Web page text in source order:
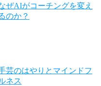
ぜAIがコーチングを変え
のか？
芸のはやりとマインドフ
ネス